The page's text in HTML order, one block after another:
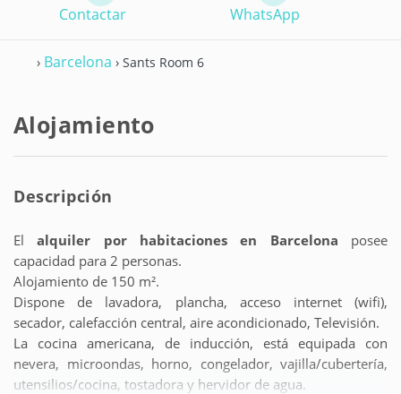
Contactar WhatsApp
› Barcelona › Sants Room 6
Alojamiento
Descripción
Elalquiler por habitaciones en Barcelona posee
capacidad para 2 personas.
Alojamiento de 150 m².
Dispone de lavadora, plancha, acceso internet (wifi),
secador, calefacción central, aire acondicionado, Televisión.
La cocina americana, de inducción, está equipada con
nevera, microondas, horno, congelador, vajilla/cubertería,
utensilios/cocina, tostadora y hervidor de agua.